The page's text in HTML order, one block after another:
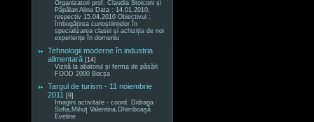
Organizatori prof. Claudia Stoiconi și
Păpălan Alina Data : 14.01.2010,
respectiv 15.04.2010 Obiectivul :
îmbogățirea cunoștiințelor în
specializarea clasei și achiziția de noi
experiențe în domeniu
Tehnologii moderne în industria
alimentară [14]
Vizită la abatorul și ferma de păsări
FOOD 2000 Bocșa
Targul de turism - 11 noiembrie
2011 [9]
Imagini activitate - coord. Didraga
Sofia,Mihuț Valentina,Ghimboașă
Eveline